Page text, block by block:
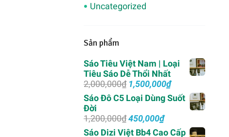
Uncategorized
Sản phẩm
Sáo Tiêu Việt Nam | Loại
Tiêu Sáo Dễ Thổi Nhất
2,000,000₫ Giá
gốc
là:
2,000,000₫.
1,500,000₫Giá
hiện
tại
Sáo Đô C5 Loại Dùng Suốt
Đời
1,200,000₫Giá
gốc
450,000₫Giá
hiện
Sáo Dizi Việt Bb4 Cao Cấp